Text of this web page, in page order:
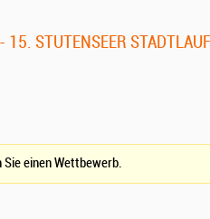
15. STUTENSEER
Sie einen Wettbewerb.